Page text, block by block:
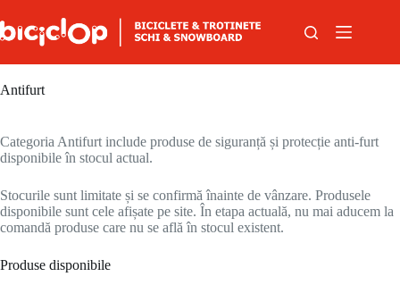
Antifurt
Categoria Antifurt include produse de siguranță și protecție anti-furt
disponibile în stocul actual.
Stocurile sunt limitate și se confirmă înainte de vânzare. Produsele
disponibile sunt cele afișate pe site. În etapa actuală, nu mai aducem la
comandă produse care nu se află în stocul existent.
Produse disponibile